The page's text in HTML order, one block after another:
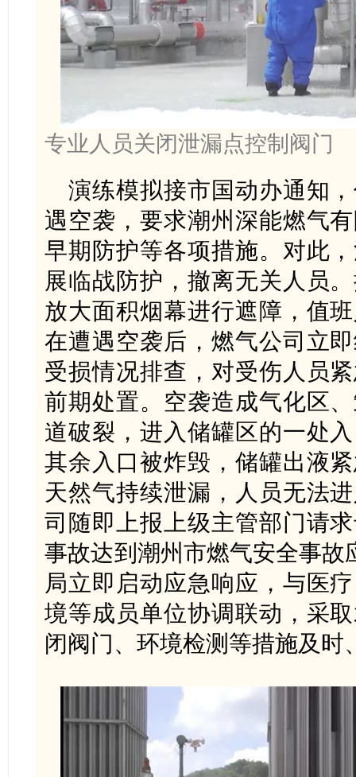
专业人员关闭泄漏点控制阀门
演练模拟接市国动办通知
遇空袭，要求潮州深能燃气
早期防护等各项措施。对此
展临战防护，撤离无关人员
放大面积烟幕进行遮障，值
在遭遇空袭后，燃气公司立
受损情况排查，对受伤人员
前期处置。空袭造成气化区
道破裂，进入储罐区的一处
其余入口被炸毁，储罐出液
天然气持续泄漏，人员无法
司随即上报上级主管部门请
事故达到潮州市燃气安全事
局立即启动应急响应，与医
境等成员单位协调联动，采
闭阀门、环境检测等措施及时